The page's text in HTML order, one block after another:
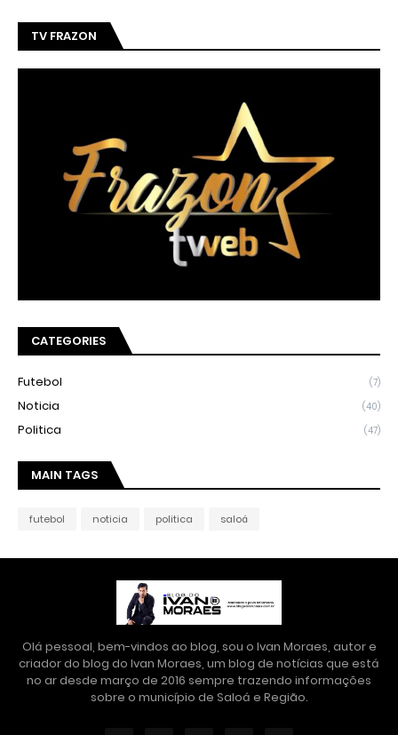
TV FRAZON
CATEGORIES
Futebol (7)
Noticia (40)
Politica (47)
MAIN TAGS
futebol noticia politica saloá
Olá pessoal, bem-vindos ao blog, sou o Ivan Moraes, autor e
criador do blog do Ivan Moraes, um blog de notícias que está
no ar desde março de 2016 sempre trazendo informações
sobre o município de Saloá e Região.